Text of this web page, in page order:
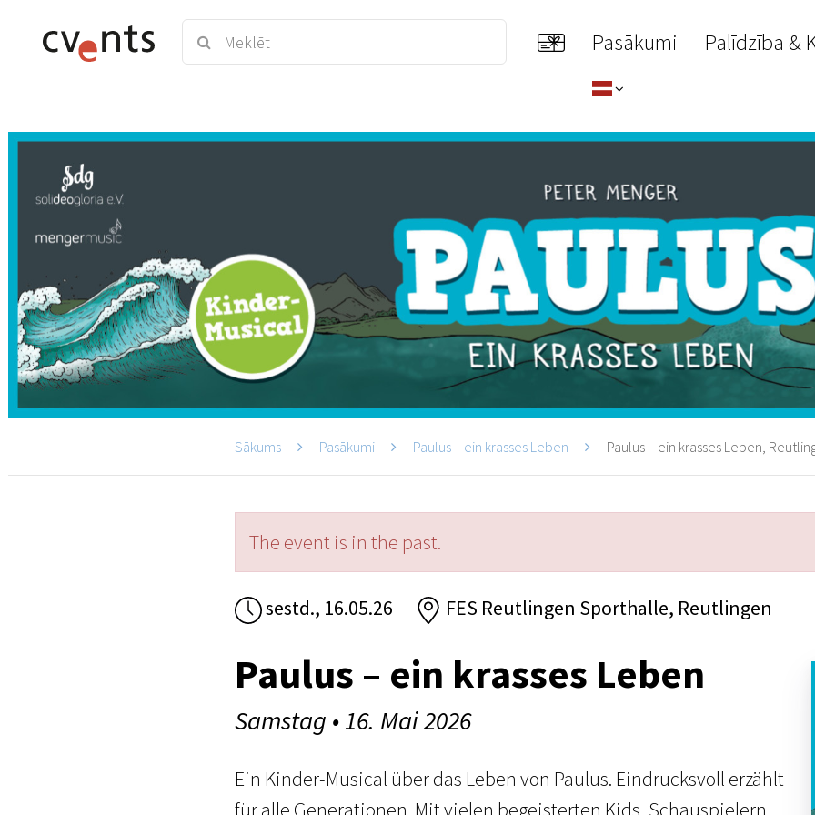
Pasākumi Palīdzība &
Sākums Pasākumi Paulus – ein krasses Leben Paulus – ein krasses Leben,
The event is in the past.
sestd., 16.05.26 FES Reutlingen Sporthalle, Reutlingen
Paulus – ein krasses Leben
Samstag • 16. Mai 2026
Ein Kinder-Musical über das Leben von Paulus. Eindrucksvoll erzählt
für alle Generationen. Mit vielen begeisterten Kids, Schauspielern,